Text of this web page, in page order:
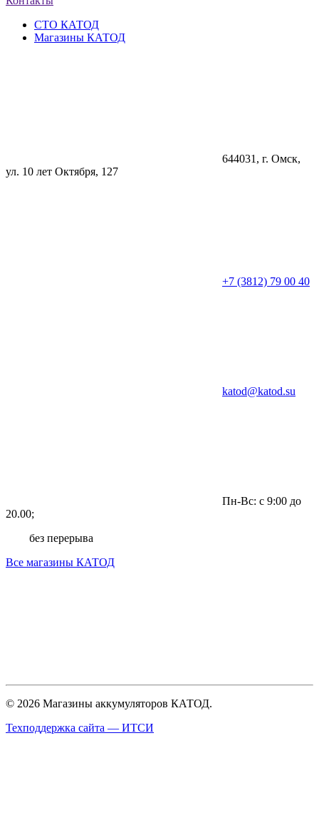
СТО КАТОД
Магазины КАТОД
644031 , г. Омск,
ул. 10 лет Октября, 127
+7 (3812) 79 00 40
katod@katod.su
Пн-Вс: с 9:00 до
20.00;
без перерыва
Все магазины КАТОД
© 2026 Магазины аккумуляторов КАТОД.
Техподдержка сайта — ИТСИ